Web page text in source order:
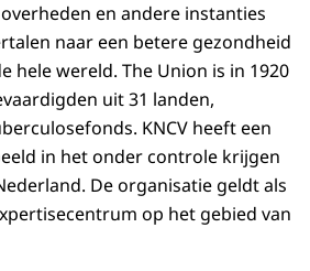
en andere instanties
naar een betere gezondheid
hele wereld. The Union is in 1920
uit 31 landen,
KNCV heeft een
in het onder controle krijgen
De organisatie geldt als
op het gebied van